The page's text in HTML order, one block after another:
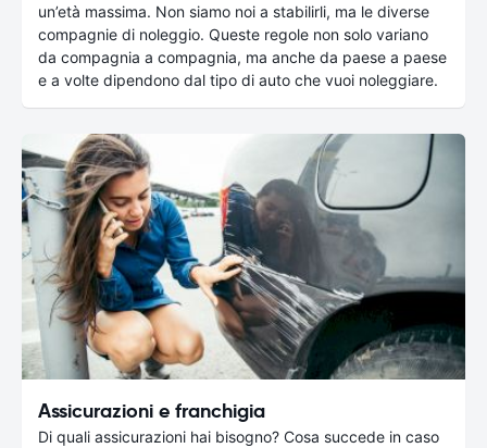
un’età massima. Non siamo noi a stabilirli, ma le diverse
compagnie di noleggio. Queste regole non solo variano
da compagnia a compagnia, ma anche da paese a paese
e a volte dipendono dal tipo di auto che vuoi noleggiare.
Assicurazioni e franchigia
Di quali assicurazioni hai bisogno? Cosa succede in caso